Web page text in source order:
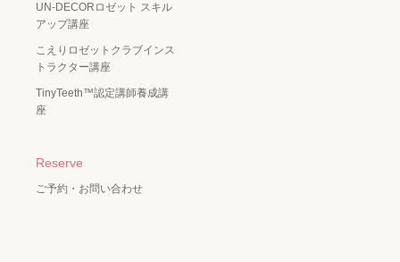
UN-DECORロゼット スキル
アップ講座
こえりロゼットクラブインス
トラクター講座
TinyTeeth™️認定講師養成講
座
Reserve
ご予約・お問い合わせ